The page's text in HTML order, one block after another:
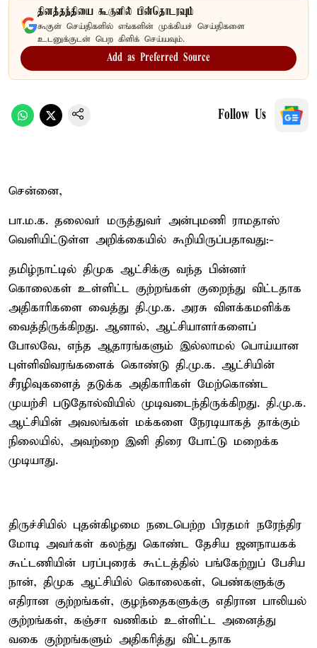
தினத்தந்தியை கூகுளில் பின்தொடரவும்
கூகுள் செய்திகளில் எங்களின் முக்கியச் செய்திகளை
உடனுக்குடன் பெற கிளிக் செய்யவும்.
Add as Preferred Source
Follow Us
சென்னை,
பா.ம.க. தலைவர் மருத்துவர் அன்புமணி ராமதாஸ்
வெளியிட்டுள்ள அறிக்கையில் கூறியிருப்பதாவது:-
தமிழ்நாட்டில் திமுக ஆட்சிக்கு வந்த பின்னர்
கொலைகள் உள்ளிட்ட குற்றங்கள் குறைந்து விட்டதாக
அதிகாரிகளை வைத்து தி.மு.க. அரசு விளக்கமளிக்க
வைத்திருக்கிறது. ஆனால், ஆட்சியாளர்களைப்
போலவே, எந்த ஆதாரங்களும் இல்லாமல் பொய்யான
புள்ளிவிவரங்களைக் கொண்டு தி.மு.க. ஆட்சியின்
சீரழிவுகளைத் தடுக்க அதிகாரிகள் மேற்கொண்ட
முயற்சி படுதோல்வியில் முடிவடைந்திருக்கிறது. தி.மு.க.
ஆட்சியின் அவலங்கள் மக்களை நேரடியாகத் தாக்கும்
நிலையில், அவற்றை இனி திரை போட்டு மறைக்க
முடியாது.
திருச்சியில் புதன்கிழமை நடைபெற்ற பிரதமர் நரேந்திர
மோடி அவர்கள் கலந்து கொண்ட தேசிய ஜனநாயகக்
கூட்டணியின் பரப்புரைக் கூட்டத்தில் பங்கேற்றுப் பேசிய
நான், திமுக ஆட்சியில் கொலைகள், பெண்களுக்கு
எதிரான குற்றங்கள், குழந்தைகளுக்கு எதிரான பாலியல்
குற்றங்கள், கஞ்சா வணிகம் உள்ளிட்ட அனைத்து
வகை குற்றங்களும் அதிகரித்து விட்டதாக